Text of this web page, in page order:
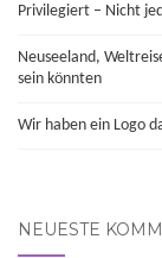
Privilegiert – Nicht
Neuseeland,
sein könnten
Wir haben ein Logo
NEUESTE